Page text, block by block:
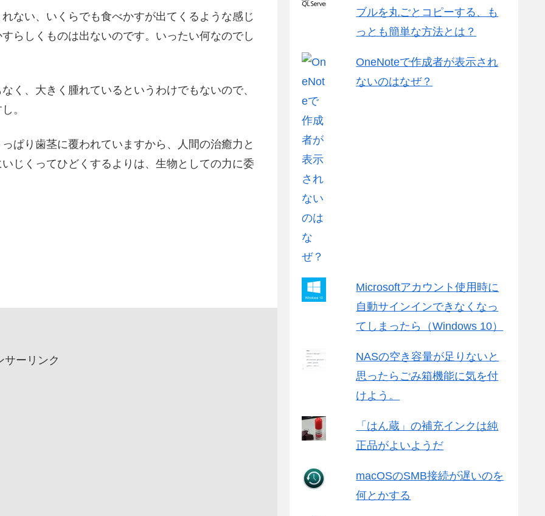
ない、いくらでも食べかすが出てくるような感じ
らしくものは出ないのです。いったい何なのでし
く、大きく腫れているというわけでもないので、
。
ぱり歯茎に覆われていますから、人間の治癒力と
じくってひどくするよりは、生物としての力に委
サーリンク
ブルを丸ごとコピーする、も
っとも簡単な方法とは？
OneNoteで作成者が表示され
ないのはなぜ？
Microsoftアカウント使用時に
自動サインインできなくなっ
てしまったら（Windows 10）
NASの空き容量が足りないと
思ったらごみ箱機能に気を付
けよう。
「はん蔵」の補充インクは純
正品がよいようだ
macOSのSMB接続が遅いのを
何とかする